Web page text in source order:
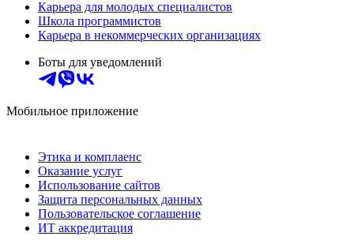
Карьера для молодых специалистов
Школа программистов
Карьера в некоммерческих организациях
Боты для уведомлений
Мобильное приложение
Этика и комплаенс
Оказание услуг
Использование сайтов
Защита персональных данных
Пользовательское соглашение
ИТ аккредитация